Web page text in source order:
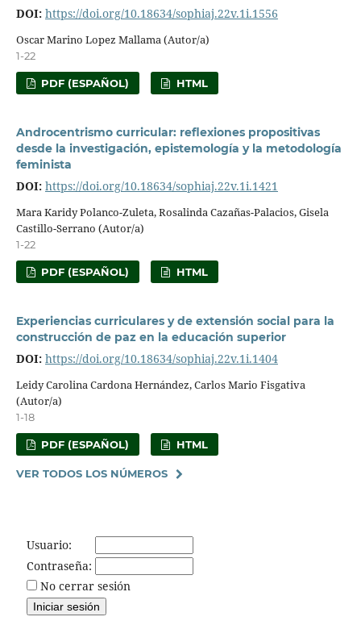
DOI: https://doi.org/10.18634/sophiaj.22v.1i.1556
Oscar Marino Lopez Mallama (Autor/a)
1-22
PDF (ESPAÑOL) HTML
Androcentrismo curricular: reflexiones propositivas
desde la investigación, epistemología y la metodología
feminista
DOI: https://doi.org/10.18634/sophiaj.22v.1i.1421
Mara Karidy Polanco-Zuleta, Rosalinda Cazañas-Palacios, Gisela
Castillo-Serrano (Autor/a)
1-22
PDF (ESPAÑOL) HTML
Experiencias curriculares y de extensión social para la
construcción de paz en la educación superior
DOI: https://doi.org/10.18634/sophiaj.22v.1i.1404
Leidy Carolina Cardona Hernández, Carlos Mario Fisgativa
(Autor/a)
1-18
PDF (ESPAÑOL) HTML
VER TODOS LOS NÚMEROS
Usuario:
Contraseña:
No cerrar sesión